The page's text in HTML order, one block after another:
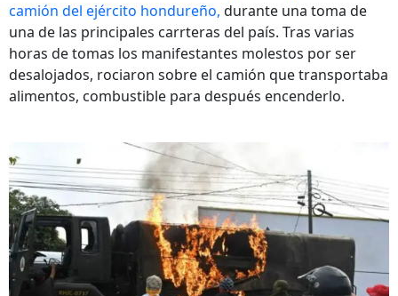
camión del ejército hondureño, durante una toma de
una de las principales carrteras del país. Tras varias
horas de tomas los manifestantes molestos por ser
desalojados, rociaron sobre el camión que transportaba
alimentos, combustible para después encenderlo.